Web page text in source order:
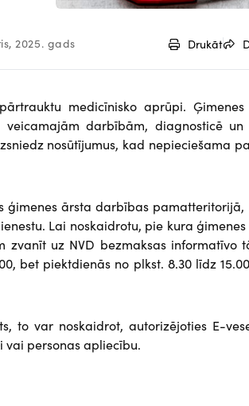
2025. gads Drukāt
medicīnisko aprūpi.
darbībām, diagnosticē un
nosūtījumus, kad nepieciešama
ģimenes ārsta darbības pamatteritorijā,
Lai noskaidrotu, pie kura
zvanīt uz NVD bezmaksas informatīvo
bet piektdienās no plkst. 8.30 līdz
to var noskaidrot, autorizējoties E-
vai personas apliecību.